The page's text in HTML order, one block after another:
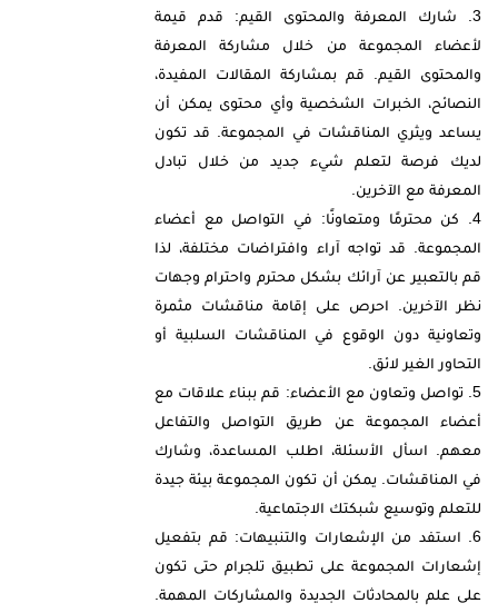
شارك المعرفة والمحتوى القيم: قدم قيمة
لأعضاء المجموعة من خلال مشاركة المعرفة
والمحتوى القيم. قم بمشاركة المقالات المفيدة،
النصائح، الخبرات الشخصية وأي محتوى يمكن أن
يساعد ويثري المناقشات في المجموعة. قد تكون
لديك فرصة لتعلم شيء جديد من خلال تبادل
المعرفة مع الآخرين.
كن محترمًا ومتعاونًا: في التواصل مع أعضاء
المجموعة. قد تواجه آراء وافتراضات مختلفة، لذا
قم بالتعبير عن آرائك بشكل محترم واحترام وجهات
نظر الآخرين. احرص على إقامة مناقشات مثمرة
وتعاونية دون الوقوع في المناقشات السلبية أو
التحاور الغير لائق.
تواصل وتعاون مع الأعضاء: قم ببناء علاقات مع
أعضاء المجموعة عن طريق التواصل والتفاعل
معهم. اسأل الأسئلة، اطلب المساعدة، وشارك
في المناقشات. يمكن أن تكون المجموعة بيئة جيدة
للتعلم وتوسيع شبكتك الاجتماعية.
استفد من الإشعارات والتنبيهات: قم بتفعيل
إشعارات المجموعة على تطبيق تلجرام حتى تكون
على علم بالمحادثات الجديدة والمشاركات المهمة.